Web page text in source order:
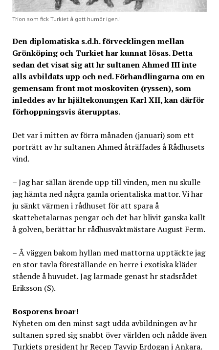
Trion som fick Turkiet å gott humör igen!
Den diplomatiska s.d.h. förvecklingen mellan
Grönköping och Turkiet har kunnat lösas. Detta
sedan det visat sig att hr sultanen Ahmed III inte
alls avbildats upp och ned. Förhandlingarna om en
gemensam front mot moskoviten (ryssen), som
inleddes av hr hjältekonungen Karl XII, kan därför
förhoppningsvis återupptas.
Det var i mitten av förra månaden (januari) som ett
porträtt av hr sultanen Ahmed åträffades å Rådhusets
vind.
– Jag har sällan ärende upp till vinden, men nu skulle
jag hämta ned några gamla orientaliska mattor. Vi har
ju sänkt värmen i rådhuset för att spara å
skattebetalarnas pengar och det har blivit ganska kallt
å golven, berättar hr rådhusvaktmästare August Ferm.
– Å väggen bakom hyllan med mattorna upptäckte jag
en stor tavla föreställande en herre i exotiska kläder
stående å huvudet. Jag larmade genast hr stadsrådet
Eriksson (S).
Bosporens broar!
Nyheten om den minst sagt udda avbildningen av hr
sultanen spred sig snabbt över världen och nådde även
Turkiets president hr Recep Tayyip Erdogan i Ankara.